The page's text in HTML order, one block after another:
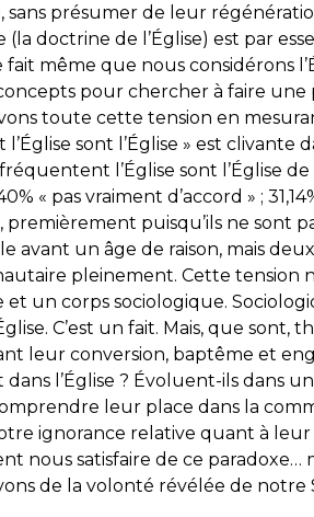
sans présumer de leur
(la doctrine de l’Église) est par
fait même que nous considérons
pour chercher à faire
toute cette tension en
sont l’Église » est clivante
l’Église sont l’Église
« pas vraiment d’accord » ;
premièrement puisqu’ils ne sont
avant un âge de raison, mais
pleinement. Cette tension
un corps sociologique.
C’est un fait. Mais, que
leur conversion, baptême et
l’Église ? Évoluent-ils dans
leur place dans la
ignorance relative quant à
nous satisfaire de ce paradoxe…
de la volonté révélée de notre